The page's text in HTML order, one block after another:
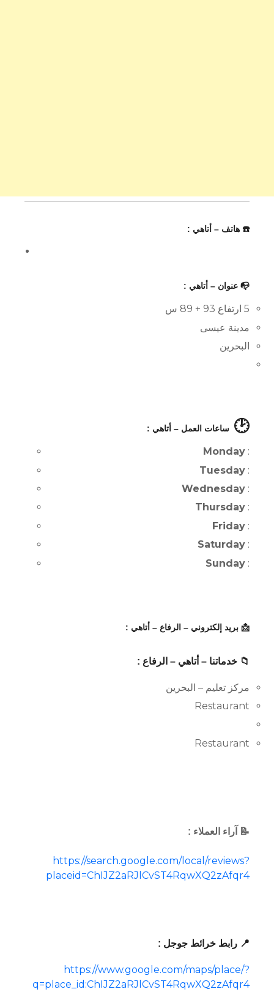
☎️ هاتف – أتاهي :
📭 عنوان – أتاهي :
5 ارتفاع 93 + 89 س
مدينة عيسى
البحرين
🕑 ساعات العمل – أتاهي :
Monday :
Tuesday :
Wednesday :
Thursday :
Friday :
Saturday :
Sunday :
📩 بريد إلكتروني – الرفاع – أتاهي :
📁 خدماتنا – أتاهي – الرفاع :
مركز تعليم – البحرين
Restaurant
Restaurant
📝 آراء العملاء :
https://search.google.com/local/reviews?
placeid=ChIJZ2aRJlCvST4RqwXQ2zAfqr4
📍 رابط خرائط جوجل :
https://www.google.com/maps/place/?
q=place_id:ChIJZ2aRJlCvST4RqwXQ2zAfqr4